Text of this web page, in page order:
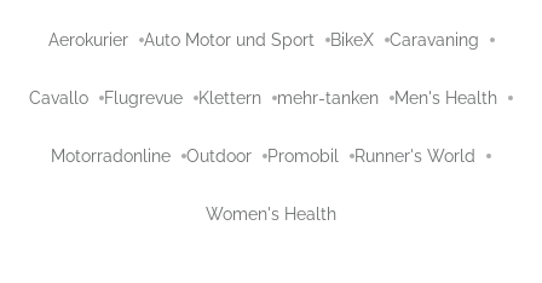
Aerokurier Auto Motor und Sport BikeX Caravaning
Cavallo Flugrevue Klettern mehr-tanken Men's Health
Motorradonline Outdoor Promobil Runner's World
Women's Health